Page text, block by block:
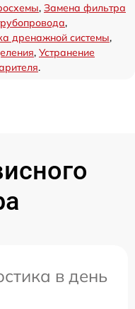
, Замена фильтра
,
дренажной системы,
, Устранение
.
в день